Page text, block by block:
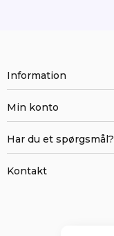
Information
Min konto
Har du et spørgsmål?
Kontakt